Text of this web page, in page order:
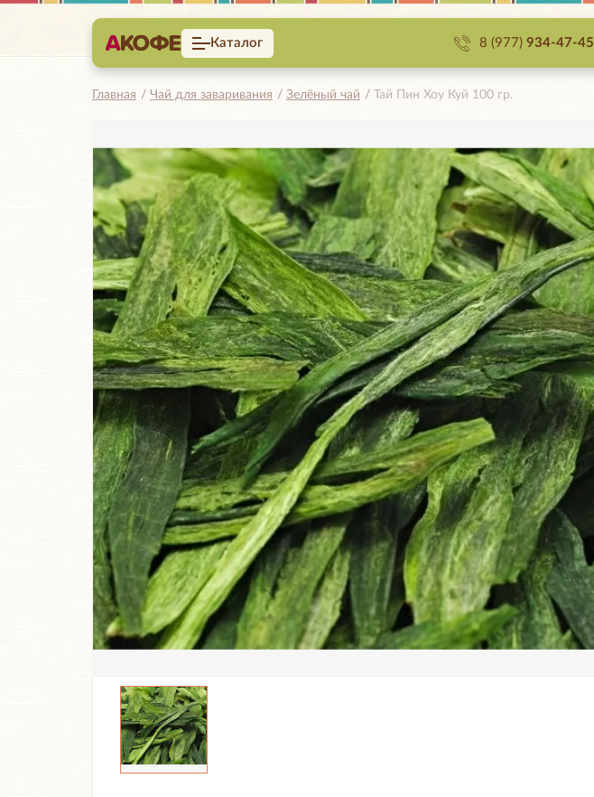
Каталог 8 (977)934-47-45
Главная Чай для заваривания Зелёный чай Тай Пин Хоу Куй 100 гр.